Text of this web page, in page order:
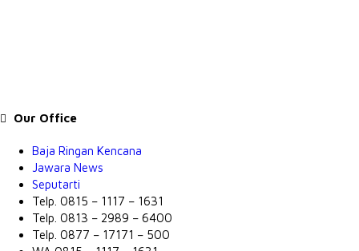
Our Office
Baja Ringan Kencana
Jawara News
Seputarti
Telp. 0815 – 1117 – 1631
Telp. 0813 – 2989 – 6400
Telp. 0877 – 17171 – 500